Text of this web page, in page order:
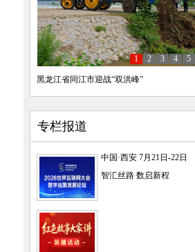
黑龙江省同江市迎战“双洪峰”
1 2 3 4 5
专栏报道
中国·西安 7月21日-22日
智汇丝路 数启新程